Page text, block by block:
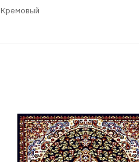
Кремовый